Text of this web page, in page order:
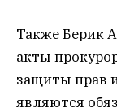
Также Берик
акты
защиты прав
являются